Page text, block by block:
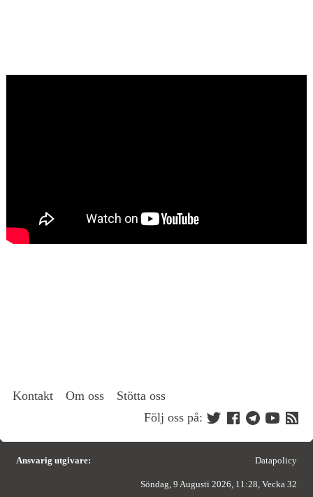
Kontakt Om oss
Stötta oss
Följ oss på:
Ansvarig utgivare: Datapolicy
Söndag, 9 Augusti 2026, 11:28, Vecka 32